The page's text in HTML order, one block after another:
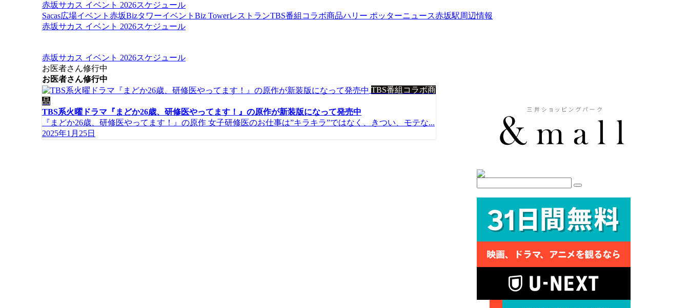
赤坂サカス イベント 2026スケジュール
Sacas広場イベント 赤坂Bizタワーイベント Biz TowerレストランTBS番組コラボ商品ハリー ポッターニュース赤坂駅周辺情報
赤坂サカス イベント 2026スケジュール
赤坂サカス イベント 2026スケジュール
お医者さん修行中
お医者さん修行中
TBS番組コラボ商
品
TBS系火曜ドラマ『まどか26歳、研修医やってます！』の原作が新装版になって発売中
『まどか26歳、研修医やってます！』の原作 女子研修医のお仕事は”キラキラ”ではなく、きつい、モテな...
2025年1月25日